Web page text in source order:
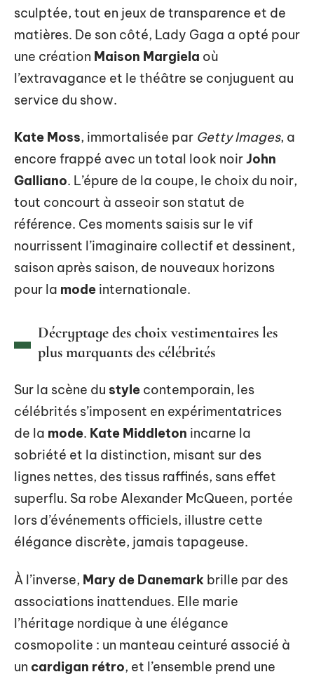
sculptée, tout en jeux de transparence et de
matières. De son côté, Lady Gaga a opté pour
une création Maison Margiela où
l’extravagance et le théâtre se conjuguent au
service du show.
Kate Moss, immortalisée par Getty Images, a
encore frappé avec un total look noirJohn
Galliano. L’épure de la coupe, le choix du noir,
tout concourt à asseoir son statut de
référence. Ces moments saisis sur le vif
nourrissent l’imaginaire collectif et dessinent,
saison après saison, de nouveaux horizons
pour la mode internationale.
Décryptage des choix vestimentaires les
plus marquants des célébrités
Sur la scène du style contemporain, les
célébrités s’imposent en expérimentatrices
de la mode. Kate Middleton incarne la
sobriété et la distinction, misant sur des
lignes nettes, des tissus raffinés, sans effet
superflu. Sa robe Alexander McQueen, portée
lors d’événements officiels, illustre cette
élégance discrète, jamais tapageuse.
À l’inverse, Mary de Danemark brille par des
associations inattendues. Elle marie
l’héritage nordique à une élégance
cosmopolite : un manteau ceinturé associé à
un cardigan rétro, et l’ensemble prend une